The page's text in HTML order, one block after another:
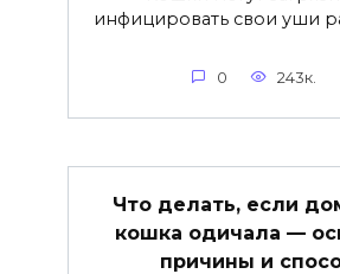
инфицировать свои уши
0 243к.
Что делать, если
кошка одичала —
причины и